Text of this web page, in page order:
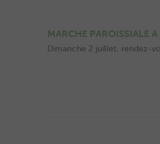
MARCHE PAROISSIALE
Dimanche 2 juillet, rendez-